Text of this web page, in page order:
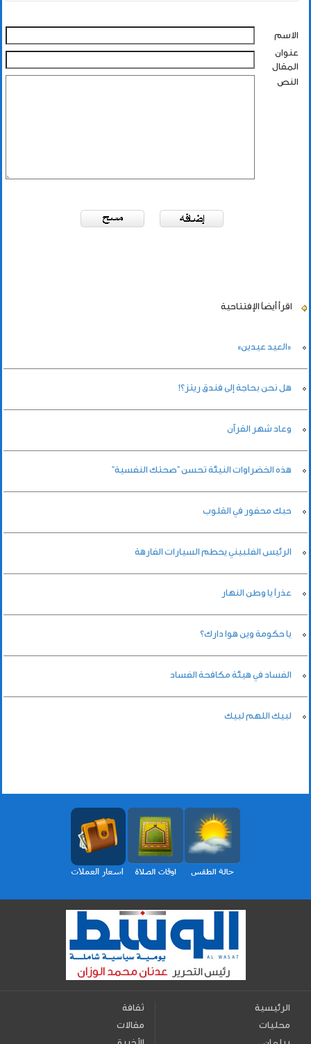
الاسم
عنوان
المقال
النص
اقرأ أيضاً الإفتتاحية
«العيد عيدين»
هل نحن بحاجة إلى فندق ريتز؟!
وعاد شهر القرآن
هذه الخضراوات النيئة تحسن "صحتك النفسية"
حبك محفور في القلوب
الرئيس الفلبيني يحطم السيارات الفارهة
عذراً يا وطن النهار
يا حكومة وين هوا دارك؟
الفساد في هيئة مكافحة الفساد
لبيك اللهم لبيك
الرئيسية
محليات
ثقافة
مقالات